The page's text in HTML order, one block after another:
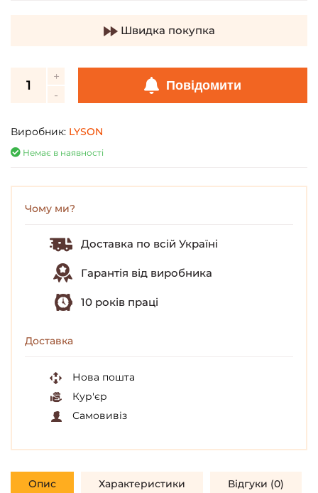
Швидка покупка
Повідомити
Виробник: LYSON
Немає в наявності
Чому ми?
Доставка по всій Україні
Гарантія від виробника
10 років праці
Доставка
Нова пошта
Кур'єр
Самовивіз
Опис Характеристики Відгуки (0)